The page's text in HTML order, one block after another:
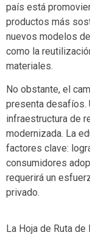
país está
productos más
nuevos modelos
como la
materiales.
No obstante, el
presenta desafíos.
infraestructura de
modernizada. La
factores clave:
consumidores
requerirá un
privado​.
La Hoja de Ruta